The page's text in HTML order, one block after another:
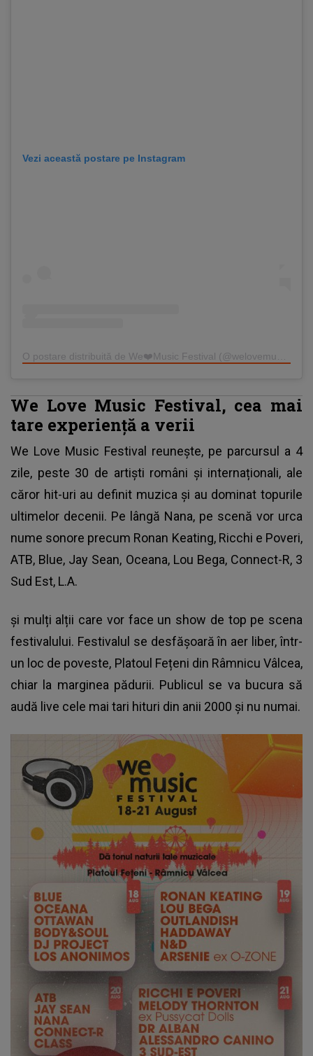
Vezi această postare pe Instagram
We Love Music Festival, cea mai
tare experiență a verii
We Love Music Festival reunește, pe parcursul a 4
zile, peste 30 de artiști români și internaționali, ale
căror hit-uri au definit muzica și au dominat topurile
ultimelor decenii. Pe lângă Nana, pe scenă vor urca
nume sonore precum Ronan Keating, Ricchi e Poveri,
ATB, Blue, Jay Sean, Oceana, Lou Bega, Connect-R, 3
Sud Est, L.A.
și mulți alții care vor face un show de top pe scena
festivalului. Festivalul se desfășoară în aer liber, într-
un loc de poveste, Platoul Fețeni din Râmnicu Vâlcea,
chiar la marginea pădurii. Publicul se va bucura să
audă live cele mai tari hituri din anii 2000 și nu numai.